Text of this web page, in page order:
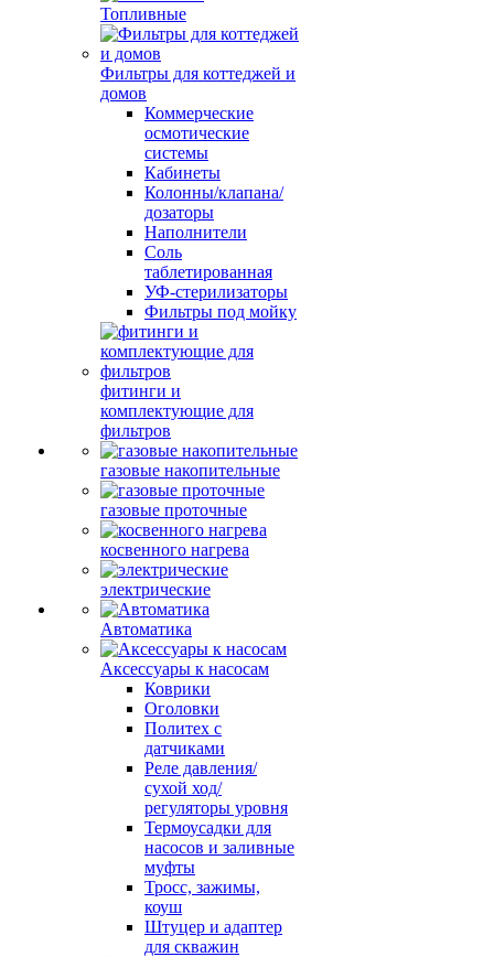
Топливные
Фильтры для коттеджей и
домов
Коммерческие
осмотические
системы
Кабинеты
Колонны/клапана/
дозаторы
Наполнители
Соль
таблетированная
УФ-стерилизаторы
Фильтры под мойку
фитинги и
комплектующие для
фильтров
газовые накопительные
газовые проточные
косвенного нагрева
электрические
Автоматика
Аксессуары к насосам
Коврики
Оголовки
Политех с
датчиками
Реле давления/
сухой ход/
регуляторы уровня
Термоусадки для
насосов и заливные
муфты
Тросс, зажимы,
коуш
Штуцер и адаптер
для скважин